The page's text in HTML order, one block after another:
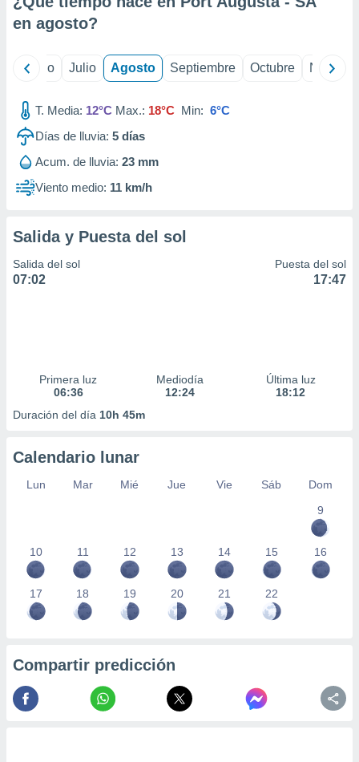
e
publicidad
publicidad
de
en agosto?
Junio Julio Agosto Septiembre Octubre
T. Media: 12°C Max.: 18°C Min: 6°C
Días de lluvia: 5 días
Acum. de lluvia: 23 mm
Viento medio: 11 km/h
Salida y Puesta del sol
Salida del sol
07:02
Puesta del sol
17:47
Primera luz
06:36
Mediodía
12:24
Última luz
18:12
Duración del día 10h 45m
Calendario lunar
Lun Mar Mié Jue Vie Sáb
Dom
9
10 11 12 13 14 15 16
17 18 19 20 21 22
Compartir predicción